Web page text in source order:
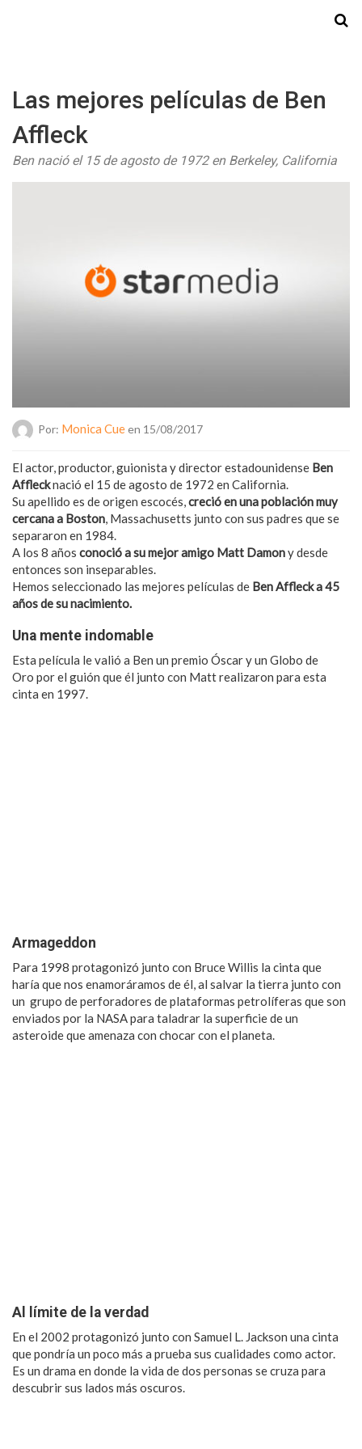
Las mejores películas de Ben
Affleck
Ben nació el 15 de agosto de 1972 en Berkeley, California
Por: Monica Cueen 15/08/2017
El actor, productor, guionista y director estadounidense Ben
Afflecknació el 15 de agosto de 1972 en California.
Su apellido es de origen escocés,creció en una población muy
cercana a Boston, Massachusetts junto con sus padres que se
separaron en 1984.
A los 8 años conoció a su mejor amigo Matt Damony desde
entonces son inseparables.
Hemos seleccionado las mejores películas de Ben Affleck a 45
años de su nacimiento.
Una mente indomable
Esta película le valió a Ben un premio Óscar y un Globo de
Oro por el guión que él junto con Matt realizaron para esta
cinta en 1997.
Armageddon
Para 1998 protagonizó junto con Bruce Willis la cinta que
haría que nos enamoráramos de él, al salvar la tierra junto con
un grupo de perforadores de plataformas petrolíferas que son
enviados por la NASA para taladrar la superficie de un
asteroide que amenaza con chocar con el planeta.
Al límite de la verdad
En el 2002 protagonizó junto con Samuel L. Jackson una cinta
que pondría un poco más a prueba sus cualidades como actor.
Es un drama en donde la vida de dos personas se cruza para
descubrir sus lados más oscuros.